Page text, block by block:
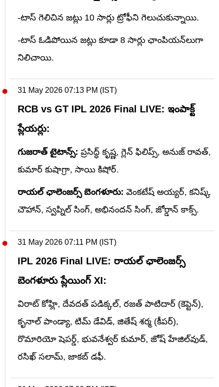
-టాస్ గెలిచిన జట్లు 10 సార్లు ట్రోఫీని గెలుచుకున్నాయి.
-టాస్ ఓడిపోయిన జట్లు కూడా 8 సార్లు ఛాంపియన్‌లుగా
నిలిచాయి.
31 May 2026 07:13 PM (IST)
RCB vs GT IPL 2026 Final LIVE: ఇంపాక్ట్
ప్లేయర్లు:
గుజరాత్ టైటాన్స్: ప్రసిద్ధ్ కృష్ణ, గ్లెన్ ఫిలిప్స్, అనుజ్ రావత్,
కుమార్ కుషాగ్రా, సాయి కిషోర్.
రాయల్ ఛాలెంజర్స్ బెంగళూరు: వెంకటేష్ అయ్యర్, కనిష్క్
చౌహాన్, స్వప్నిల్ సింగ్, అభినందన్ సింగ్, జోర్డాన్ కాక్స్.
31 May 2026 07:11 PM (IST)
IPL 2026 Final LIVE: రాయల్ ఛాలెంజర్స్
బెంగళూరు ప్లేయింగ్ XI:
విరాట్ కోహ్లి, దేవదత్ పడిక్కల్, రజత్ పాటిదార్ (కెప్టెన్),
కృనాల్ పాండ్యా, టిమ్ డేవిడ్, జితేష్ శర్మ (కీపర్),
రొమారియో షెపర్డ్, భువనేశ్వర్ కుమార్, జోష్ హేజిల్‌వుడ్,
రసిఖ్ సలామ్, జాకబ్ డఫీ.